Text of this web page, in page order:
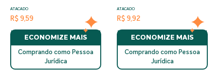
ATACADO
R$ 9,59
ECONOMIZE MAIS
Comprando como Pessoa
Jurídica
ATACADO
R$ 9,92
ECONOMIZE MAIS
Comprando como Pessoa
Jurídica